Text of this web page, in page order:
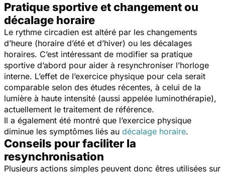
Pratique sportive et changement ou
décalage horaire
Le rythme circadien est altéré par les changements
d’heure (horaire d’été et d’hiver) ou les décalages
horaires. C’est intéressant de modifier sa pratique
sportive d’abord pour aider à resynchroniser l’horloge
interne. L’effet de l’exercice physique pour cela serait
comparable selon des études récentes, à celui de la
lumière à haute intensité (aussi appelée luminothérapie),
actuellement le traitement de référence.
Il a également été montré que l’exercice physique
diminue les symptômes liés au décalage horaire.
Conseils pour faciliter la
resynchronisation
Plusieurs actions simples peuvent donc êtres utilisées sur